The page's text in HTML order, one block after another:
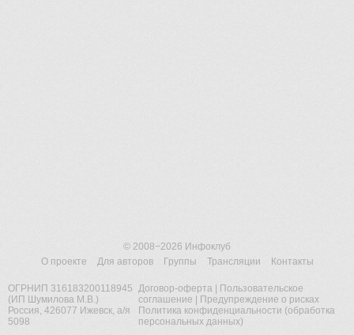
© 2008−2026 Инфоклуб
О проекте
Для авторов Группы Трансляции Контакты
ОГРНИП 316183200118945
(ИП Шумилова М.В.)
Россия, 426077 Ижевск, а/я
5098
Договор-оферта|
Пользовательское
соглашение
Предупреждение о рисках
Политика конфиденциальности (обработка
персональных данных)